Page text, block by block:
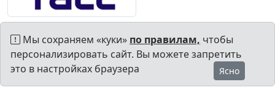
Мы сохраняем «куки» по правилам, чтобы
персонализировать сайт. Вы можете запретить
это в настройках браузера
Ясно